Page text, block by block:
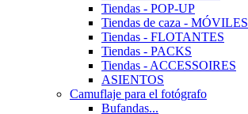
Tiendas - POP-UP
Tiendas de caza - MÓVILES
Tiendas - FLOTANTES
Tiendas - PACKS
Tiendas - ACCESSOIRES
ASIENTOS
Camuflaje para el fotógrafo
Bufandas...